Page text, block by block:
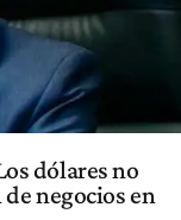
dólares no
negocios en